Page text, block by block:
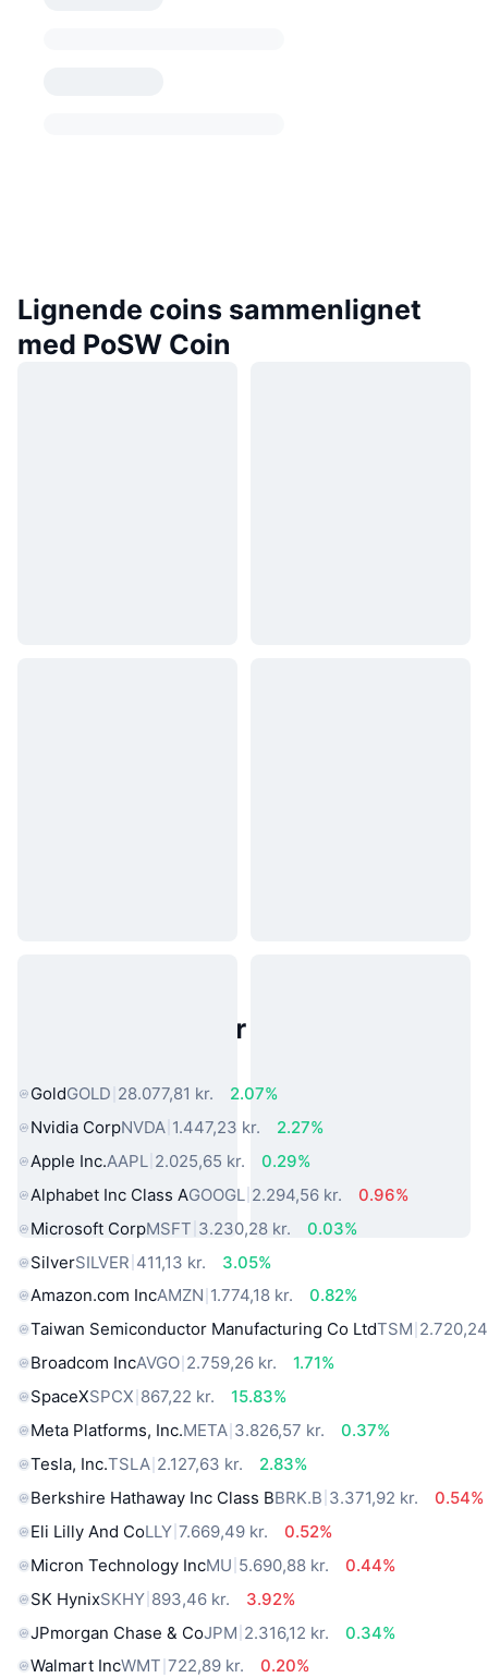
Lignende coins sammenlignet
med PoSW Coin
Populære aktiver fra den virkelige
GoldGOLD 28.077,81 kr.
2.07%
Nvidia CorpNVDA 1.447,23 kr.
2.27%
Apple Inc.AAPL 2.025,65 kr.
0.29%
Alphabet Inc Class AGOOGL 2.294,56 kr.
0.96%
Microsoft CorpMSFT 3.230,28 kr.
0.03%
SilverSILVER 411,13 kr.
3.05%
Amazon.com IncAMZN 1.774,18 kr.
0.82%
Taiwan Semiconductor Manufacturing Co LtdTSM
Broadcom IncAVGO 2.759,26 kr.
1.71%
SpaceXSPCX 867,22 kr.
15.83%
Meta Platforms, Inc.META 3.826,57 kr.
0.37%
Tesla, Inc.TSLA 2.127,63 kr.
2.83%
Berkshire Hathaway Inc Class BBRK.B 3.371,92 kr.
0.54%
Eli Lilly And CoLLY 7.669,49 kr.
0.52%
Micron Technology IncMU 5.690,88 kr.
0.44%
SK HynixSKHY 893,46 kr.
3.92%
JPmorgan Chase & CoJPM 2.316,12 kr.
0.34%
Walmart IncWMT 722,89 kr. 0.20%